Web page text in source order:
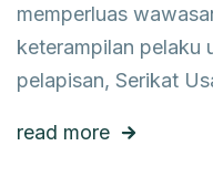
memperluas
keterampilan pelaku
pelapisan, Serikat
read more